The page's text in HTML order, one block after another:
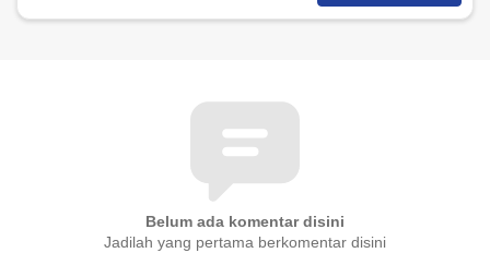
Belum ada komentar disini
Jadilah yang pertama berkomentar disini